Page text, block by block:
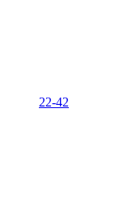
22-42